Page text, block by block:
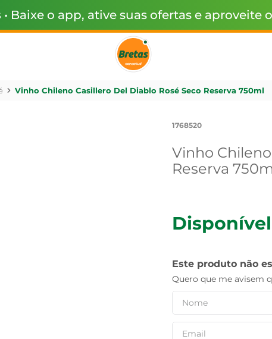
• Baixe o app, ative suas ofertas e aproveite
Vinho Chileno Casillero Del Diablo Rosé Seco Reserva 750ml
1768520
Vinho
Reserva
Este produto não
Quero que me avisem